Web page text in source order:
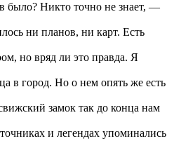
было? Никто точно не знает, —
ни планов, ни карт. Есть
но вряд ли это правда. Я
в город. Но о нем опять же есть
замок так до конца нам
и легендах упоминались